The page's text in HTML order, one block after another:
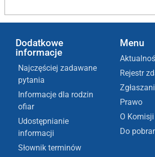
Dodatkowe
informacje
Najczęściej zadawane
pytania
Informacje dla rodzin
ofiar
Udostępnianie
informacji
Słownik terminów
Menu
Rejestr
Prawo
O Komisji
Do